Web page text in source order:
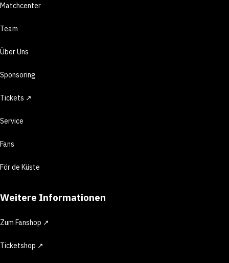
Matchcenter
Team
Über Uns
Sponsoring
Tickets ↗
Service
Fans
För de Küste
Weitere Informationen
Zum Fanshop ↗
Ticketshop ↗